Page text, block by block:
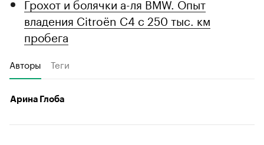
Грохот и болячки а-ля BMW. Опыт
владения Citroёn C4 с 250 тыс. км
пробега
Авторы Теги
Арина Глоба